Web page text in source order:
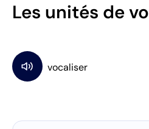
Les unités de